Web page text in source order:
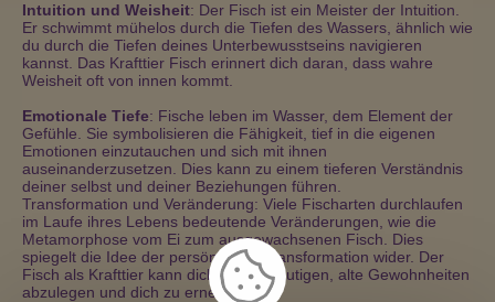
Intuition und Weisheit: Der Fisch ist ein Meister der Intuition.
Er schwimmt mühelos durch die Tiefen des Wassers, ähnlich wie
du durch die Tiefen deines Unterbewusstseins navigieren
kannst. Das Krafttier Fisch erinnert dich daran, dass wahre
Weisheit oft von innen kommt.
Emotionale Tiefe: Fische leben im Wasser, dem Element der
Gefühle. Sie symbolisieren die Fähigkeit, tief in die eigenen
Emotionen einzutauchen und sich mit ihnen
auseinanderzusetzen. Dies kann zu einem tieferen Verständnis
deiner selbst und deiner Beziehungen führen.
Transformation und Veränderung: Viele Fischarten durchlaufen
im Laufe ihres Lebens bedeutende Veränderungen, wie die
Metamorphose vom Ei zum ausgewachsenen Fisch. Dies
spiegelt die Idee der persönlichen Transformation wider. Der
Fisch als Krafttier kann dich dazu ermutigen, alte Gewohnheiten
abzulegen und dich zu erneuern.